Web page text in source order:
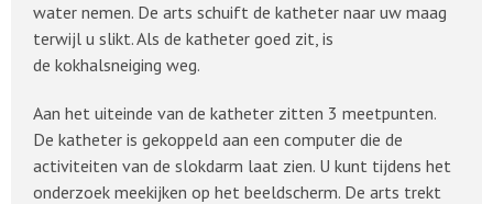
water nemen. De arts schuift de katheter naar uw maag
terwijl u slikt. Als de katheter goed zit, is
de kokhalsneiging weg.
Aan het uiteinde van de katheter zitten 3 meetpunten.
De katheter is gekoppeld aan een computer die de
activiteiten van de slokdarm laat zien. U kunt tijdens het
onderzoek meekijken op het beeldscherm. De arts trekt